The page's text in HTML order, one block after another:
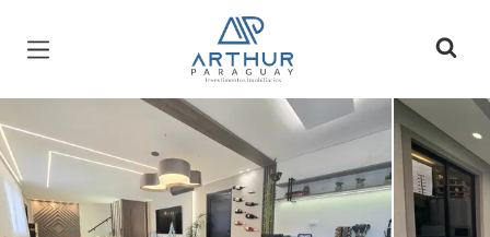
Página inicial